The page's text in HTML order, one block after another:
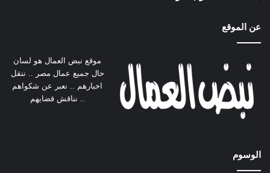
عن الموقع
موقع نبض العمال هو لسان
حال جميع عمال مصر .. ننقل
اخبارهم .. نعبر عن شكواهم
.. نناقش قضايهم
الوسوم